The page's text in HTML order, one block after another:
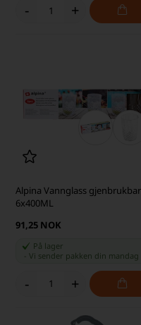
- +
Alpina Vannglass
6x400ML
91,25 NOK
På lager
-Vi sender pakken din mandag
- +